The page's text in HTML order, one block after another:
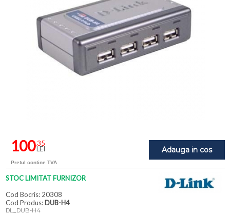
Adauga in cos
100,35
LEI
Pretul contine TVA
STOC LIMITAT FURNIZOR
Cod Bocris: 20308
Cod Produs: DUB-H4
DL_DUB-H4